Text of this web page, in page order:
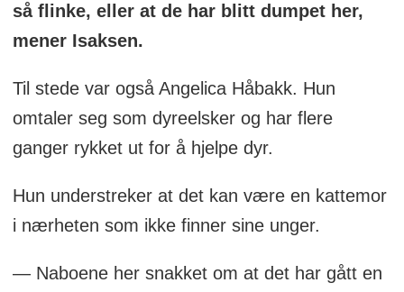
så flinke, eller at de har blitt dumpet her,
mener Isaksen.
Til stede var også Angelica Håbakk. Hun
omtaler seg som dyreelsker og har flere
ganger rykket ut for å hjelpe dyr.
Hun understreker at det kan være en kattemor
i nærheten som ikke finner sine unger.
— Naboene her snakket om at det har gått en